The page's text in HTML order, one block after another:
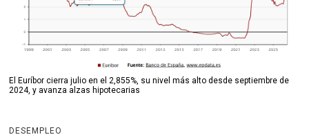
El Euríbor cierra julio en el 2,855%, su nivel más alto desde septiembre de
2024, y avanza alzas hipotecarias
DESEMPLEO